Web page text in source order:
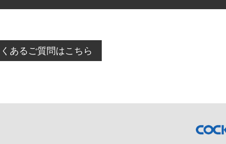
をご希望の際は、直接ご予約いただいた店舗へご連絡くださ
あるご質問はこちら